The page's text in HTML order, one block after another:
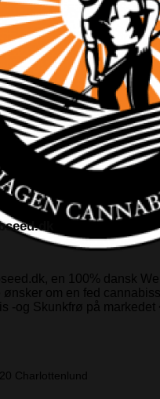
en 100% dansk
ønsker om en fed
-og Skunkfrø på markedet
Charlottenlund